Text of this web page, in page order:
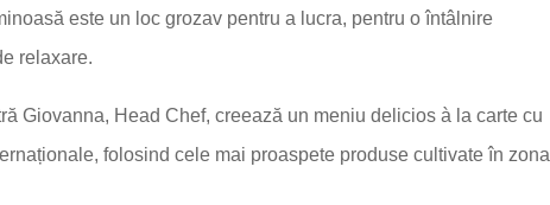
este un loc grozav pentru a lucra, pentru o întâlnire
relaxare.
Giovanna, Head Chef, creează un meniu delicios à la carte cu
folosind cele mai proaspete produse cultivate în zona